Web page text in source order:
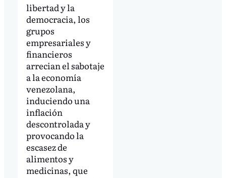
libertad y la
democracia, los
grupos
empresariales y
financieros
arrecian el sabotaje
a la economía
venezolana,
induciendo una
inflación
descontrolada y
provocando la
escasez de
alimentos y
medicinas, que